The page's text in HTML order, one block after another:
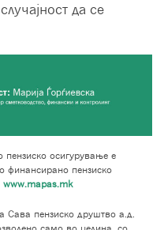
да се
осигурување е
финансирано пензиско
www.mapas.mk
Сава пензиско друштво а.д.